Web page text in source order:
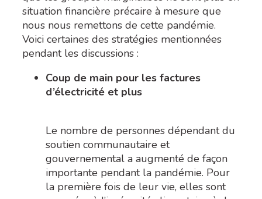
situation financière précaire à mesure que
nous nous remettons de cette pandémie.
Voici certaines des stratégies mentionnées
pendant les discussions :
Coup de main pour les factures
d’électricité et plus
Le nombre de personnes dépendant du
soutien communautaire et
gouvernemental a augmenté de façon
importante pendant la pandémie. Pour
la première fois de leur vie, elles sont